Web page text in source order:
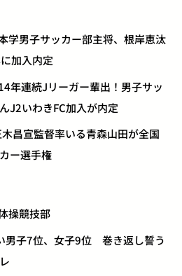
学男子サッカー部主将、根岸恵汰
加入内定
年連続Jリーガー輩出！男子サッ
J2いわきFC加入が内定
昌宣監督率いる青森山田が全国
ー選手権
操競技部
男子7位、女子9位 巻き返し誓う